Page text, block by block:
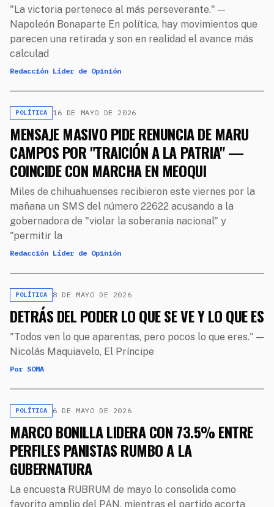
"La victoria pertenece al más perseverante." —
Napoleón Bonaparte En política, hay movimientos que
parecen una retirada y son en realidad el avance más
calculad
Redacción Líder de Opinión
POLÍTICA 16 DE MAYO DE 2026
MENSAJE MASIVO PIDE RENUNCIA DE MARU
CAMPOS POR "TRAICIÓN A LA PATRIA" —
COINCIDE CON MARCHA EN MEOQUI
Miles de chihuahuenses recibieron este viernes por la
mañana un SMS del número 22622 acusando a la
gobernadora de "violar la soberanía nacional" y
"permitir la
Redacción Líder de Opinión
POLÍTICA 8 DE MAYO DE 2026
DETRÁS DEL PODER LO QUE SE VE Y LO QUE ES
"Todos ven lo que aparentas, pero pocos lo que eres." —
Nicolás Maquiavelo, El Príncipe
Por SOMA
POLÍTICA 6 DE MAYO DE 2026
MARCO BONILLA LIDERA CON 73.5% ENTRE
PERFILES PANISTAS RUMBO A LA
GUBERNATURA
La encuesta RUBRUM de mayo lo consolida como
favorito amplio del PAN, mientras el partido acorta